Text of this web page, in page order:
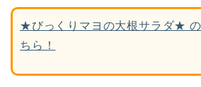
★びっくりマヨの大根サラダ★ の
ちら！